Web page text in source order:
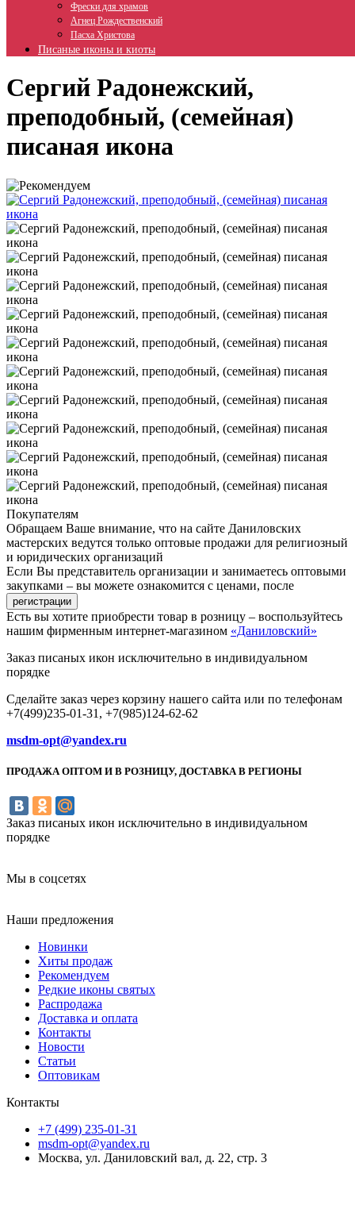
Фрески для храмов
Агнец Рождественский
Пасха Христова
Писаные иконы и киоты
Сергий Радонежский,
преподобный, (семейная)
писаная икона
Покупателям
Обращаем Ваше внимание, что на сайте Даниловских
мастерских ведутся только оптовые продажи для религиозный
и юридических организаций
Если Вы представитель организации и занимаетесь оптовыми
закупками – вы можете ознакомится с ценами, после
Есть вы хотите приобрести товар в розницу – воспользуйтесь
нашим фирменным интернет-магазином «Даниловский»
Заказ писаных икон исключительно в индивидуальном
порядке
Сделайте заказ через корзину нашего сайта или по телефонам
+7(499)235-01-31, +7(985)124-62-62
msdm-opt@yandex.ru
ПРОДАЖА ОПТОМ И В РОЗНИЦУ, ДОСТАВКА В РЕГИОНЫ
Заказ писаных икон исключительно в индивидуальном
порядке
Мы в соцсетях
Наши предложения
Новинки
Хиты продаж
Рекомендуем
Редкие иконы святых
Распродажа
Доставка и оплата
Контакты
Новости
Статьи
Оптовикам
Контакты
+7 (499) 235-01-31
msdm-opt@yandex.ru
Москва, ул. Даниловский вал, д. 22, стр. 3